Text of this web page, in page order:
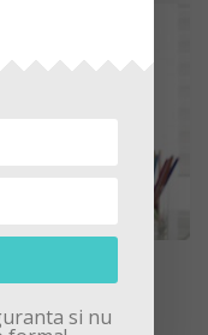
si depunerea
si nu